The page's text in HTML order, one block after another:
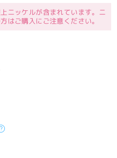
ニッケルが含まれています。ニ
はご購入にご注意ください。